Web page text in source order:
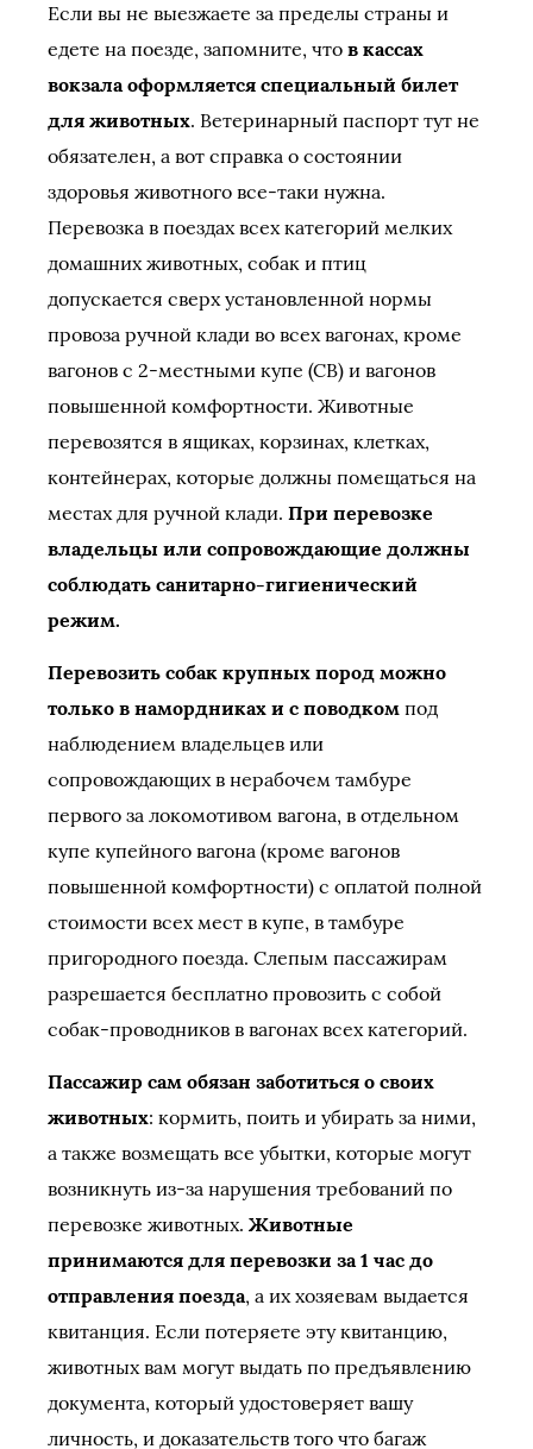
Если вы не выезжаете за пределы страны и
едете на поезде, запомните, что в кассах
вокзала оформляется специальный билет
для животных. Ветеринарный паспорт тут не
обязателен, а вот справка о состоянии
здоровья животного все-таки нужна.
Перевозка в поездах всех категорий мелких
домашних животных, собак и птиц
допускается сверх установленной нормы
провоза ручной клади во всех вагонах, кроме
вагонов с 2-местными купе (СВ) и вагонов
повышенной комфортности. Животные
перевозятся в ящиках, корзинах, клетках,
контейнерах, которые должны помещаться на
местах для ручной клади. При перевозке
владельцы или сопровождающие должны
соблюдать санитарно-гигиенический
режим.
Перевозить собак крупных пород можно
только в намордниках и с поводком под
наблюдением владельцев или
сопровождающих в нерабочем тамбуре
первого за локомотивом вагона, в отдельном
купе купейного вагона (кроме вагонов
повышенной комфортности) с оплатой полной
стоимости всех мест в купе, в тамбуре
пригородного поезда. Слепым пассажирам
разрешается бесплатно провозить с собой
собак-проводников в вагонах всех категорий.
Пассажир сам обязан заботиться о своих
животных: кормить, поить и убирать за ними,
а также возмещать все убытки, которые могут
возникнуть из-за нарушения требований по
перевозке животных. Животные
принимаются для перевозки за 1 час до
отправления поезда, а их хозяевам выдается
квитанция. Если потеряете эту квитанцию,
животных вам могут выдать по предъявлению
документа, который удостоверяет вашу
личность, и доказательств того что багаж